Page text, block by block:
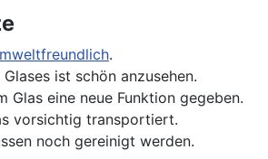
.
ist schön anzusehen.
Glas eine neue Funktion gegeben.
vorsichtig transportiert.
noch gereinigt werden.